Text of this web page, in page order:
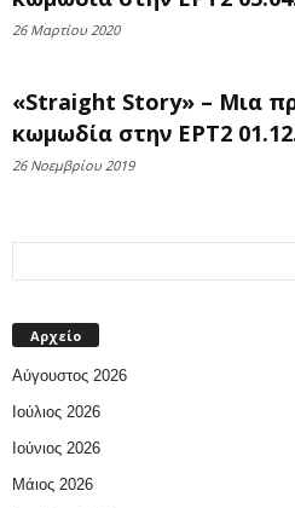
26 Μαρτίου 2020
«Straight Story» – Μια
κωμωδία στην ΕΡΤ2
26 Νοεμβρίου 2019
Αρχείο
Αύγουστος 2026
Ιούλιος 2026
Ιούνιος 2026
Μάιος 2026